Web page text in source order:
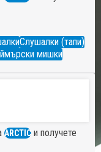
Слушалки (тапи)
мишки
ARCTIC и получете